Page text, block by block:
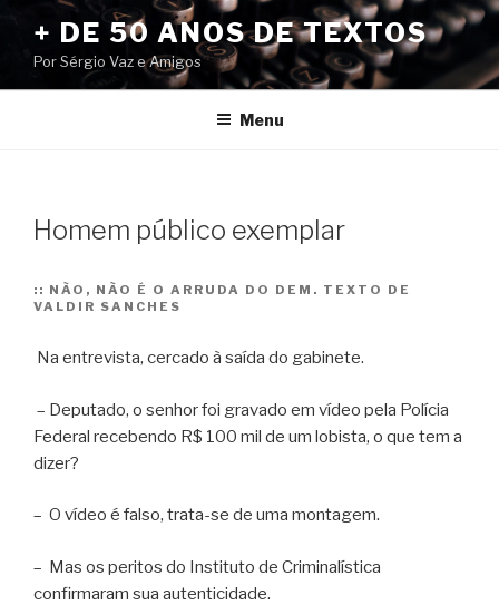
conteúdo
+ DE 50 ANOS DE TEXTOS
Por Sérgio Vaz e Amigos
Menu
Homem público exemplar
:: NÃO, NÃO É O ARRUDA DO DEM. TEXTO DE
VALDIR SANCHES
Na entrevista, cercado à saída do gabinete.
– Deputado, o senhor foi gravado em vídeo pela Polícia
Federal recebendo R$ 100 mil de um lobista, o que tem a
dizer?
– O vídeo é falso, trata-se de uma montagem.
– Mas os peritos do Instituto de Criminalística
confirmaram sua autenticidade.